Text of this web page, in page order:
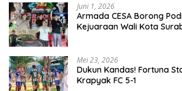
Juni 1, 2026
Armada CESA Borong
Kejuaraan Wali Kota
Mei 23, 2026
Dukun Kandas! Fortuna
Krapyak FC 5-1